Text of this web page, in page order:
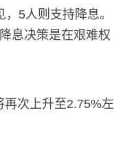
5人则支持降息。
息决策是在艰难权
次上升至2.75%左